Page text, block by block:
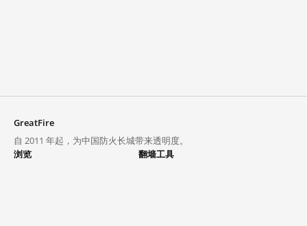
GreatFire
自 2011 年起，为中国防火长城带来透明度。
浏览
翻墙工具